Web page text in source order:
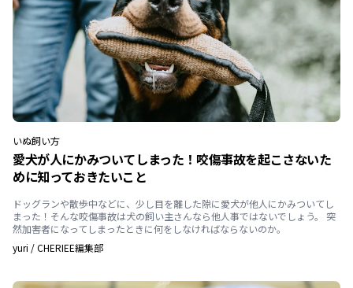
いぬ飼い方
愛犬が人にかみついてしまった！咬傷事故を起こさないた
めに知っておきたいこと
ドッグランや散歩中などに、少し目を離した隙に愛犬が他人にかみついてし
まった！そんな咬傷事故は犬の飼い主さんなら他人事ではないでしょう。 突
然加害者になってしまったときに何をしなければならないのか。
yuri /CHERIEE編集部